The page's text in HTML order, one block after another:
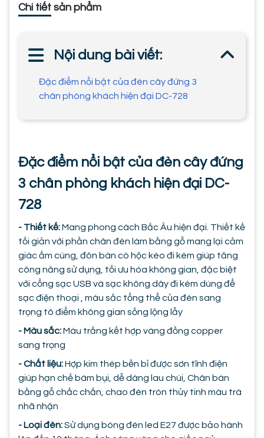
Chi tiết sản phẩm
Nội dung bài viết:
Đặc điểm nổi bật của đèn cây đứng 3
chân phòng khách hiện đại DC-728
Đặc điểm nổi bật của đèn cây đứng
3 chân phòng khách hiện đại DC-
728
- Thiết kế:Mang phong cách Bắc Âu hiện đại. Thiết kế
tối giản với phần chân đèn làm bằng gỗ mang lại cảm
giác ấm cúng, đôn bàn có hộc kéo đi kèm giúp tăng
công năng sử dụng, tối ưu hóa không gian, đặc biệt
với cổng sạc USB và sạc không dây đi kèm dùng để
sạc điện thoại , màu sắc tổng thể của đèn sang
trọng tô điểm không gian sống lộng lẫy
- Màu sắc:Màu trắng kết hợp vàng đồng copper
sang trọng
- Chất liệu:Hợp kim thép bền bỉ được sơn tĩnh điện
giúp hạn chế bám bụi, dễ dàng lau chùi, Chân bàn
bằng gỗ chắc chắn, chao đèn tròn thủy tinh màu trà
nhã nhặn
- Loại đèn:Sử dụng bóng đèn led E27 được bảo hành